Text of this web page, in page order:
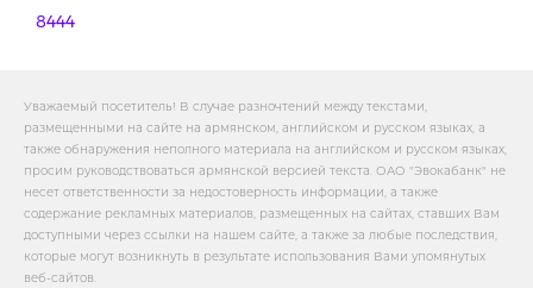
8444
Уважаемый посетитель! В случае разночтений между текстами,
размещенными на сайте на армянском, английском и русском языках, а
также обнаружения неполного материала на английском и русском языках,
просим руководствоваться армянской версией текста. ОАО "Эвокабанк" не
несет ответственности за недостоверность информации, а также
содержание рекламных материалов, размещенных на сайтах, ставших Вам
доступными через ссылки на нашем сайте, а также за любые последствия,
которые могут возникнуть в результате использования Вами упомянутых
веб-сайтов.